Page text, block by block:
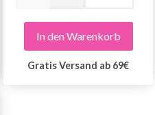
In den Warenkorb
Gratis Versand ab 69€